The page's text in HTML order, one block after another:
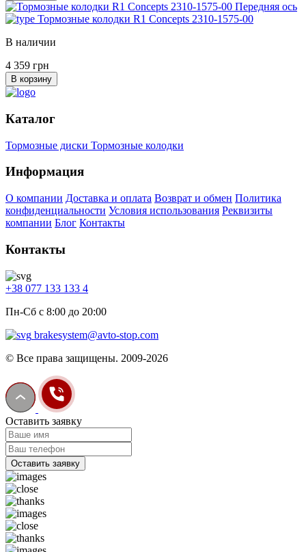
Передняя ось
Тормозные колодки R1 Concepts 2310-1575-00
В наличии
4 359 грн
В корзину
Каталог
Тормозные диски Тормозные колодки
Информация
О компании Доставка и оплата Возврат и обмен Политика
конфиденциальности Условия использования Реквизиты
компании Блог Контакты
Контакты
+38 077 133 133 4
Пн-Сб с 8:00 до 20:00
brakesystem@avto-stop.com
© Все права защищены. 2009-2026
Оставить заявку
Оставить заявку